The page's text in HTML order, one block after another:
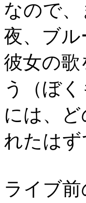
なので
夜、ブ
彼女の
う（ぼ
には、
れたはず
ライブ